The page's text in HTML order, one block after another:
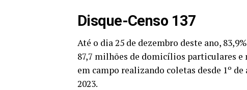
Disque-Censo 137
Até o dia 25 de dezembro deste ano,
87,7 milhões de domicílios particulares e
em campo realizando coletas desde 1º
2023.